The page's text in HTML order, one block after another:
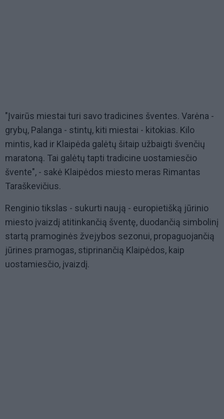
"Įvairūs miestai turi savo tradicines šventes. Varėna -
grybų, Palanga - stintų, kiti miestai - kitokias. Kilo
mintis, kad ir Klaipėda galėtų šitaip užbaigti švenčių
maratoną. Tai galėtų tapti tradicine uostamiesčio
švente", - sakė Klaipėdos miesto meras Rimantas
Taraškevičius.
Renginio tikslas - sukurti naują - europietišką jūrinio
miesto įvaizdį atitinkančią šventę, duodančią simbolinį
startą pramoginės žvejybos sezonui, propaguojančią
jūrines pramogas, stiprinančią Klaipėdos, kaip
uostamiesčio, įvaizdį.